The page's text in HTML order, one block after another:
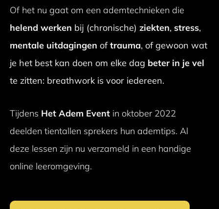
Of het nu gaat om een ademtechnieken die
helend werken bij (chronische) ziekten, stress,
mentale uitdagingen oftrauma, of gewoon wat
je het best kan doen om elke dag beter in je vel
te zitten: breathwork is voor iedereen.
Tijdens Het Adem Event in oktober 2022
deelden tientallen sprekers hun ademtips. Al
deze lessen zijn nu verzameld in een handige
online leeromgeving.